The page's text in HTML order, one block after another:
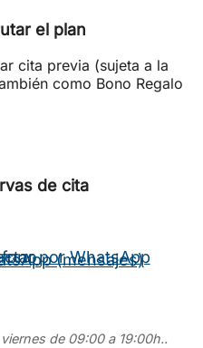
el plan
cita previa (sujeta a la
como Bono Regalo
de cita
(mensajes)
de 09:00 a 19:00h..